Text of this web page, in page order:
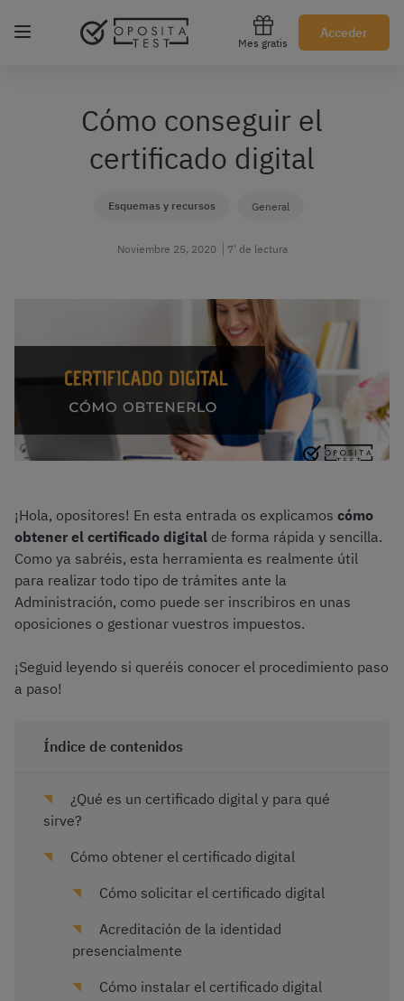
Mes gratis
Acceder
Regístrate gratis
Cómo conseguir el
certificado digital
Esquemas y recursos General
Noviembre 25, 2020 7’ de lectura
¡Hola, opositores! En esta entrada os explicamos cómo
obtener el certificado digital de forma rápida y sencilla.
Como ya sabréis, esta herramienta es realmente útil
para realizar todo tipo de trámites ante la
Administración, como puede ser inscribiros en unas
oposiciones o gestionar vuestros impuestos.
¡Seguid leyendo si queréis conocer el procedimiento paso
a paso!
Índice de contenidos
¿Qué es un certificado digital y para qué
sirve?
Cómo obtener el certificado digital
Cómo solicitar el certificado digital
Acreditación de la identidad
presencialmente
Cómo instalar el certificado digital